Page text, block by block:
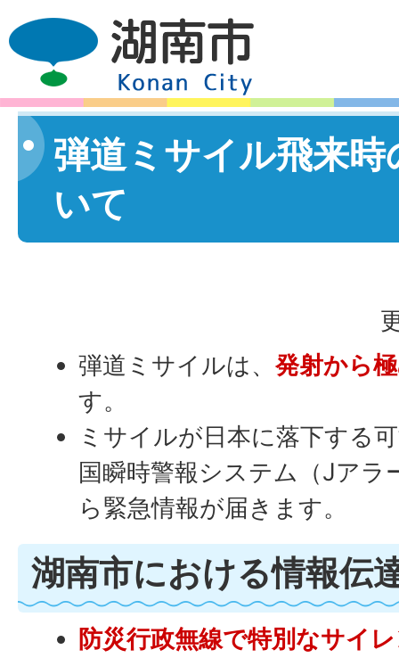
弾道ミサイル飛来
いて
弾道ミサイルは、発射から
す。
ミサイルが日本に落下する
国瞬時警報システム（Jアラ
ら緊急情報が届きます。
湖南市における情報伝
防災行政無線で特別なサイ